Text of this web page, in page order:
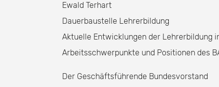
Ewald Terhart
Dauerbaustelle Lehrerbildung
Aktuelle Entwicklungen der Lehrerbildung
Arbeitsschwerpunkte und Positionen des
Der Geschäftsführende Bundesvorstand